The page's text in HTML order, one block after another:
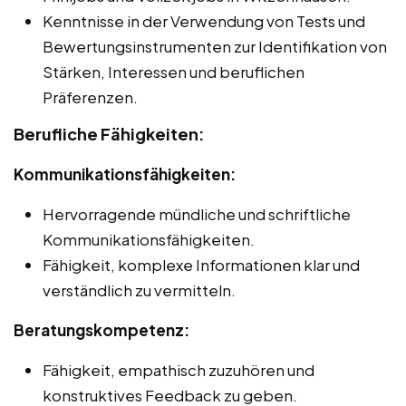
Kenntnisse in der Verwendung von Tests und
Bewertungsinstrumenten zur Identifikation von
Stärken, Interessen und beruflichen
Präferenzen.
Berufliche Fähigkeiten:
Kommunikationsfähigkeiten:
Hervorragende mündliche und schriftliche
Kommunikationsfähigkeiten.
Fähigkeit, komplexe Informationen klar und
verständlich zu vermitteln.
Beratungskompetenz:
Fähigkeit, empathisch zuzuhören und
konstruktives Feedback zu geben.